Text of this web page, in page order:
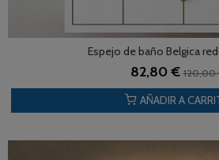
Espejo de baño Belgica
82,80 €120,00
AÑADIR A